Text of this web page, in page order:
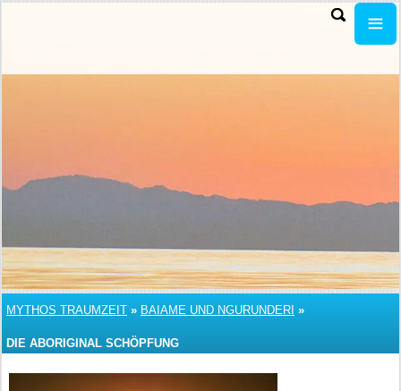
MYTHOS TRAUMZEIT » BAIAME UND NGURUNDERI »
DIE ABORIGINAL SCHÖPFUNG